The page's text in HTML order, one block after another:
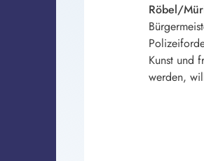
Röbel/
Kunst und
werden,